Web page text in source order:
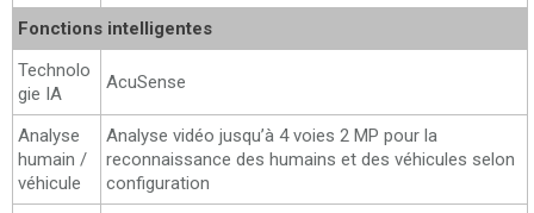
Fonctions intelligentes
Technolo
gie IA
AcuSense
Analyse
humain /
véhicule
Analyse vidéo jusqu’à 4 voies 2 MP pour la
reconnaissance des humains et des véhicules selon
configuration